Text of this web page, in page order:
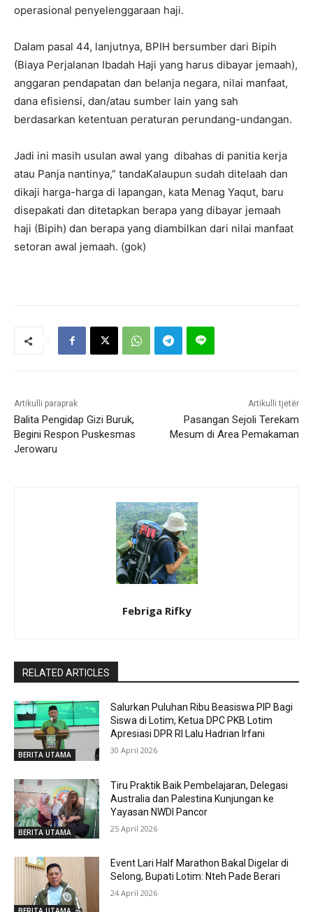
operasional penyelenggaraan haji.
Dalam pasal 44, lanjutnya, BPIH bersumber dari Bipih
(Biaya Perjalanan Ibadah Haji yang harus dibayar jemaah),
anggaran pendapatan dan belanja negara, nilai manfaat,
dana efisiensi, dan/atau sumber lain yang sah
berdasarkan ketentuan peraturan perundang-undangan.
Jadi ini masih usulan awal yang dibahas di panitia kerja
atau Panja nantinya,” tandaKalaupun sudah ditelaah dan
dikaji harga-harga di lapangan, kata Menag Yaqut, baru
disepakati dan ditetapkan berapa yang dibayar jemaah
haji (Bipih) dan berapa yang diambilkan dari nilai manfaat
setoran awal jemaah. (gok)
Artikulli paraprak
Balita Pengidap Gizi Buruk,
Begini Respon Puskesmas
Jerowaru
Artikulli tjetër
Pasangan Sejoli Terekam
Mesum di Area Pemakaman
Febriga Rifky
RELATED ARTICLES
BERITA UTAMA
Salurkan Puluhan Ribu Beasiswa PIP Bagi
Siswa di Lotim, Ketua DPC PKB Lotim
Apresiasi DPR RI Lalu Hadrian Irfani
30 April 2026
BERITA UTAMA
Tiru Praktik Baik Pembelajaran, Delegasi
Australia dan Palestina Kunjungan ke
Yayasan NWDI Pancor
25 April 2026
Event Lari Half Marathon Bakal Digelar di
Selong, Bupati Lotim: Nteh Pade Berari
24 April 2026